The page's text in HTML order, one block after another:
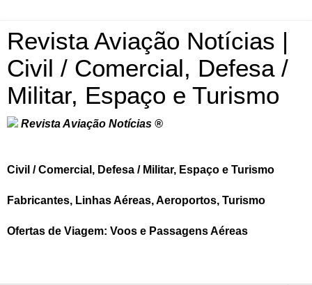
Revista Aviação Notícias |
Civil / Comercial, Defesa /
Militar, Espaço e Turismo
Revista Aviação Notícias ®
Civil / Comercial, Defesa / Militar, Espaço e Turismo
Fabricantes, Linhas Aéreas, Aeroportos, Turismo
Ofertas de Viagem: Voos e Passagens Aéreas